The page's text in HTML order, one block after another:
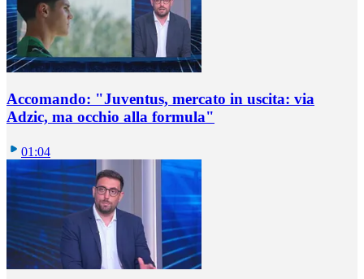
Accomando: "Juventus, mercato in uscita: via
Adzic, ma occhio alla formula"
01:04